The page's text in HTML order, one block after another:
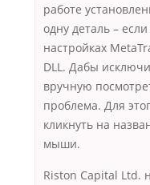
работе
одну деталь –
настройках
DLL. Дабы
вручную
проблема. Для
кликнуть на
мыши.
Riston Capital Ltd.